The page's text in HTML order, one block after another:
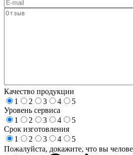
Качество продукции
1
2 3 4
5
Уровень сервиса
1
2 3 4
5
Срок изготовления
1
2 3 4
5
Пожалуйста, докажите, что вы